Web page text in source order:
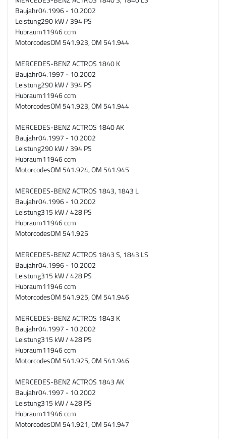
Baujahr04.1996 - 10.2002
Leistung290 kW / 394 PS
Hubraum11946 ccm
MotorcodesOM 541.923, OM 541.944
MERCEDES-BENZ ACTROS 1840 K
Baujahr04.1997 - 10.2002
Leistung290 kW / 394 PS
Hubraum11946 ccm
MotorcodesOM 541.923, OM 541.944
MERCEDES-BENZ ACTROS 1840 AK
Baujahr04.1997 - 10.2002
Leistung290 kW / 394 PS
Hubraum11946 ccm
MotorcodesOM 541.924, OM 541.945
MERCEDES-BENZ ACTROS 1843, 1843 L
Baujahr04.1996 - 10.2002
Leistung315 kW / 428 PS
Hubraum11946 ccm
MotorcodesOM 541.925
MERCEDES-BENZ ACTROS 1843 S, 1843 LS
Baujahr04.1996 - 10.2002
Leistung315 kW / 428 PS
Hubraum11946 ccm
MotorcodesOM 541.925, OM 541.946
MERCEDES-BENZ ACTROS 1843 K
Baujahr04.1997 - 10.2002
Leistung315 kW / 428 PS
Hubraum11946 ccm
MotorcodesOM 541.925, OM 541.946
MERCEDES-BENZ ACTROS 1843 AK
Baujahr04.1997 - 10.2002
Leistung315 kW / 428 PS
Hubraum11946 ccm
MotorcodesOM 541.921, OM 541.947